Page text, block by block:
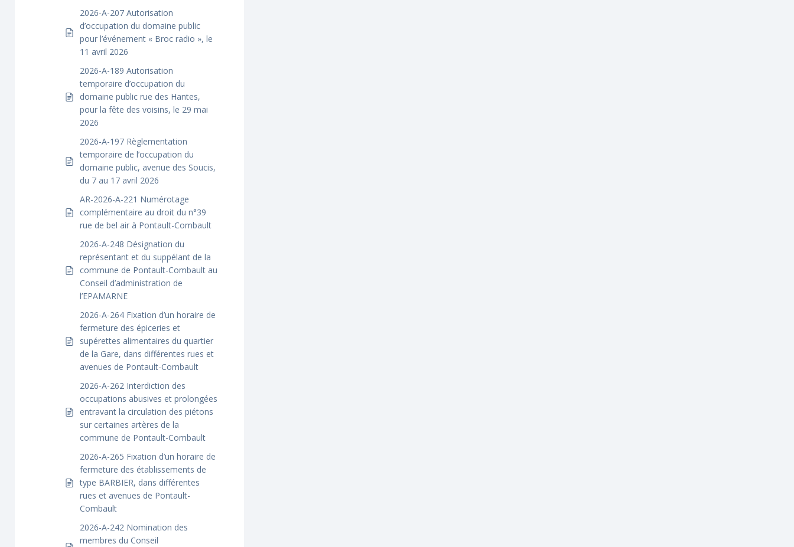
2026-A-207 Autorisation
d’occupation du domaine public
pour l’événement « Broc radio », le
11 avril 2026
2026-A-189 Autorisation
temporaire d’occupation du
domaine public rue des Hantes,
pour la fête des voisins, le 29 mai
2026
2026-A-197 Règlementation
temporaire de l’occupation du
domaine public, avenue des Soucis,
du 7 au 17 avril 2026
AR-2026-A-221 Numérotage
complémentaire au droit du n°39
rue de bel air à Pontault-Combault
2026-A-248 Désignation du
représentant et du suppélant de la
commune de Pontault-Combault au
Conseil d’administration de
l’EPAMARNE
2026-A-264 Fixation d’un horaire de
fermeture des épiceries et
supérettes alimentaires du quartier
de la Gare, dans différentes rues et
avenues de Pontault-Combault
2026-A-262 Interdiction des
occupations abusives et prolongées
entravant la circulation des piétons
sur certaines artères de la
commune de Pontault-Combault
2026-A-265 Fixation d’un horaire de
fermeture des établissements de
type BARBIER, dans différentes
rues et avenues de Pontault-
Combault
2026-A-242 Nomination des
membres du Conseil